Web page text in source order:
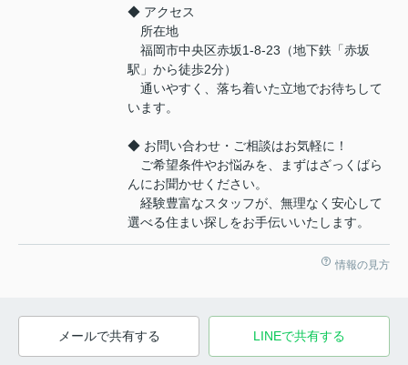
◆ アクセス
所在地
福岡市中央区赤坂1-8-23（地下鉄「赤坂
駅」から徒歩2分）
通いやすく、落ち着いた立地でお待ちして
います。
◆ お問い合わせ・ご相談はお気軽に！
ご希望条件やお悩みを、まずはざっくばら
んにお聞かせください。
経験豊富なスタッフが、無理なく安心して
選べる住まい探しをお手伝いいたします。
情報の見方
メールで共有する LINEで共有する